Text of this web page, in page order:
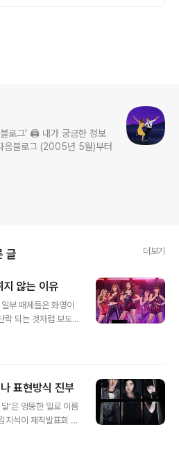
로그' 🖨️ 내가 궁금한 정보
블로그 (2005년 5월)부터
글 더보기
지 않는 이유
부 매체들은 화영이
락 되는 것처럼 보도
적으로 사람들이 이
이다. 실상 지난 남규
플레이는 어느 정도
고, 여론을 주도하며
미디어와 친한 뉴스
표현방식 진부
'은 엉뚱한 일로 이름
지석이 제작발표회 현
. 그 전에는 '두 개의